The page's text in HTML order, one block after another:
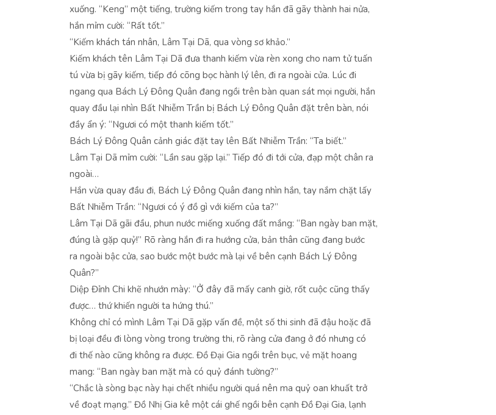
xuống. “Keng” một tiếng, trường kiếm trong tay hắn đã gãy thành hai nửa,
hắn mỉm cười: “Rất tốt.”
“Kiếm khách tán nhân, Lâm Tại Dã, qua vòng sơ khảo.”
Kiếm khách tên Lâm Tại Dã đưa thanh kiếm vừa rèn xong cho nam tử tuấn
tú vừa bị gãy kiếm, tiếp đó cõng bọc hành lý lên, đi ra ngoài cửa. Lúc đi
ngang qua Bách Lý Đông Quân đang ngồi trên bàn quan sát mọi người, hắn
quay đầu lại nhìn Bất Nhiễm Trần bị Bách Lý Đông Quân đặt trên bàn, nói
đầy ẩn ý: “Ngươi có một thanh kiếm tốt.”
Bách Lý Đông Quân cảnh giác đặt tay lên Bất Nhiễm Trần: “Ta biết.”
Lâm Tại Dã mỉm cười: “Lần sau gặp lại.” Tiếp đó đi tới cửa, đạp một chân ra
ngoài…
Hắn vừa quay đầu đi, Bách Lý Đông Quân đang nhìn hắn, tay nắm chặt lấy
Bất Nhiễm Trần: “Ngươi có ý đồ gì với kiếm của ta?”
Lâm Tại Dã gãi đầu, phun nước miếng xuống đất mắng: “Ban ngày ban mặt,
đúng là gặp quỷ!” Rõ ràng hắn đi ra hướng cửa, bản thân cũng đang bước
ra ngoài bậc cửa, sao bước một bước mà lại về bên cạnh Bách Lý Đông
Quân?”
Diệp Đỉnh Chi khẽ nhướn mày: “Ở đây đã mấy canh giờ, rốt cuộc cũng thấy
được… thứ khiến người ta hứng thú.”
Không chỉ có mình Lâm Tại Dã gặp vấn đề, một số thi sinh đã đậu hoặc đã
bị loại đều đi lòng vòng trong trường thi, rõ ràng cửa đang ở đó nhưng có
đi thế nào cũng không ra được. Đồ Đại Gia ngồi trên bục, vẻ mặt hoang
mang: “Ban ngày ban mặt mà có quỷ đánh tường?”
“Chắc là sòng bạc này hại chết nhiều người quá nên ma quỷ oan khuất trở
về đoạt mạng.” Đồ Nhị Gia kê một cái ghế ngồi bên cạnh Đồ Đại Gia, lạnh